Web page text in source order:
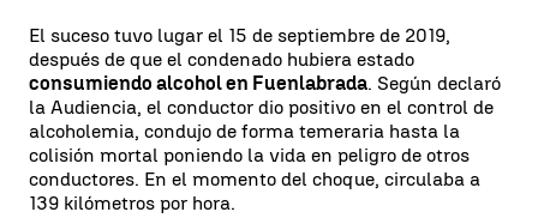
El suceso tuvo lugar el 15 de septiembre de 2019,
después de que el condenado hubiera estado
consumiendo alcohol en Fuenlabrada. Según declaró
la Audiencia, el conductor dio positivo en el control de
alcoholemia, condujo de forma temeraria hasta la
colisión mortal poniendo la vida en peligro de otros
conductores. En el momento del choque, circulaba a
139 kilómetros por hora.